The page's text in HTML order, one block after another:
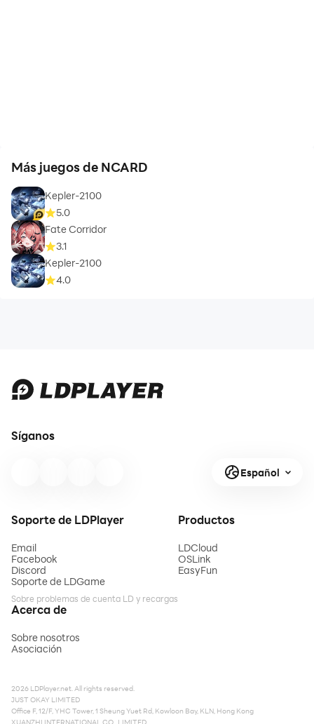
Más juegos de NCARD
Kepler-2100
5.0
Fate Corridor
3.1
Kepler-2100
4.0
Síganos
Español
Soporte de LDPlayer
Email
Facebook
Discord
Soporte de LDGame
Sobre problemas de cuenta LD y recargas
Productos
LDCloud
OSLink
EasyFun
Acerca de
Sobre nosotros
Asociación
2026 LDPlayer.net. All rights reserved.
JUST OKAY LIMITED
Office F, 12/F, YHC Tower, 1 Sheung Yuet Rd, Kowloon Bay, KLN, Hong Kong
XUANZHI INTERNATIONAL CO., LIMITED